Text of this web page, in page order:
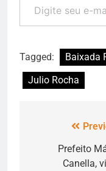
Tagged: Baixada
Julio Rocha
Prefeito
Canella,